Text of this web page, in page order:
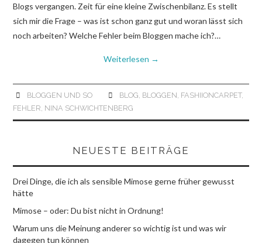
Blogs vergangen. Zeit für eine kleine Zwischenbilanz. Es stellt
sich mir die Frage – was ist schon ganz gut und woran lässt sich
noch arbeiten? Welche Fehler beim Bloggen mache ich?…
Weiterlesen →
BLOGGEN UND SO BLOG, BLOGGEN, FASHIIONCARPET,
FEHLER, NINA SCHWICHTENBERG
NEUESTE BEITRÄGE
Drei Dinge, die ich als sensible Mimose gerne früher gewusst
hätte
Mimose – oder: Du bist nicht in Ordnung!
Warum uns die Meinung anderer so wichtig ist und was wir
dagegen tun können